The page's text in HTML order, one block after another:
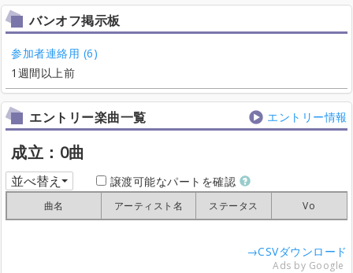
バンオフ掲示板
参加者連絡用 (6)
1週間以上前
エントリー楽曲一覧 エントリー情報
成立：0曲
並べ替え 譲渡可能なパートを確認
曲名 アーティスト名 ステータス Vo
曲名 アーティスト名 ステータス Vo
曲名 アーティスト名 ステータス Vo
曲名 アーティスト名 ステータス Vo
→CSVダウンロード
Ads by Google